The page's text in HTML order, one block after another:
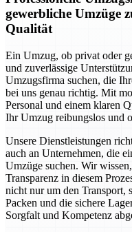
gewerbliche Umzüge
Qualität
Ein Umzug, ob privat oder
und zuverlässige
Umzugsfirma suchen, die
bei uns genau richtig. Mit
Personal und einem klaren
Ihr Umzug reibungslos und
Unsere Dienstleistungen
auch an Unternehmen, die
Umzüge suchen. Wir
Transparenz in diesem
nicht nur um den Transport,
Packen und die sichere
Sorgfalt und Kompetenz